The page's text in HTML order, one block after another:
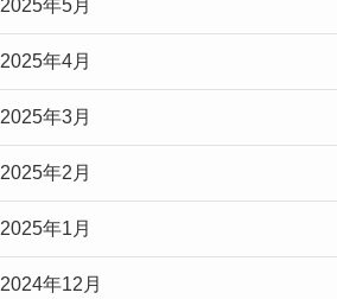
2025年5月
2025年4月
2025年3月
2025年2月
2025年1月
2024年12月